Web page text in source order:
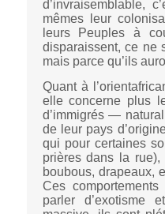
d’invraisemblable,
mêmes leur
leurs Peuples à
disparaissent, ce ne
mais parce qu’ils
Quant à
elle concerne plus
d’immigrés —
de leur pays
qui pour certaines
prières dans la
boubous, drapeaux,
Ces
parler d’exotisme